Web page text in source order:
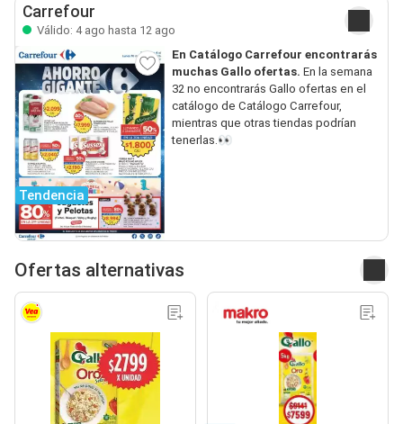
Carrefour
Válido: 4 ago hasta 12 ago
Tendencia
En Catálogo Carrefour encontrarás
muchas Gallo ofertas. En la semana
32 no encontrarás Gallo ofertas en el
catálogo de Catálogo Carrefour,
mientras que otras tiendas podrían
tenerlas.👀
Ofertas alternativas